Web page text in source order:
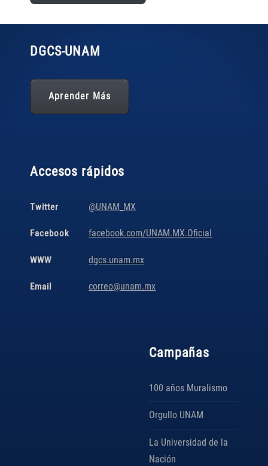
Campañas
100 años Muralismo
Orgullo UNAM
La Universidad de la
Nación
DGCS-UNAM
Aprender Más
Accesos rápidos
Twitter @UNAM_MX
Facebook facebook.com/UNAM.MX.Oficial
WWW dgcs.unam.mx
Email correo@unam.mx